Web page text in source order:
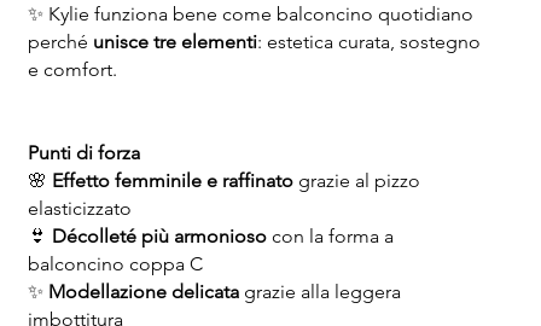
✨ Kylie funziona bene come balconcino quotidiano
perché unisce tre elementi: estetica curata, sostegno
e comfort.
Punti di forza
🌸 Effetto femminile e raffinatograzie al pizzo
elasticizzato
👙 Décolleté più armoniosocon la forma a
balconcino coppa C
✨ Modellazione delicatagrazie alla leggera
imbottitura